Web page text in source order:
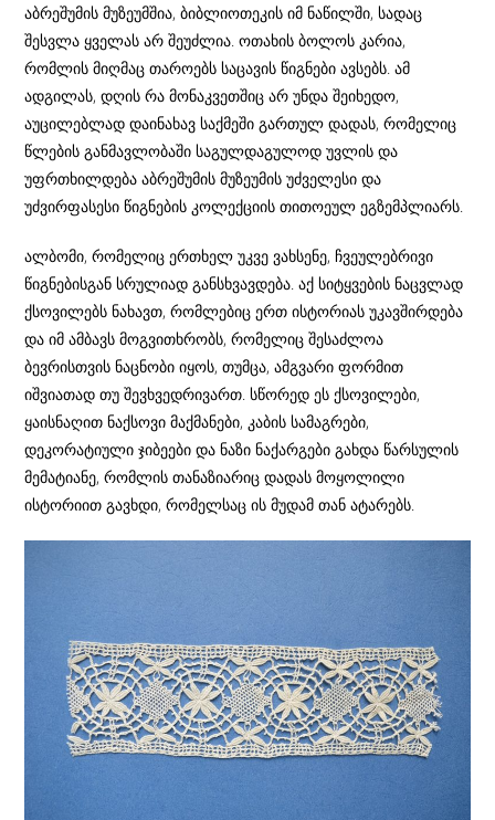
აბრეშუმის მუზეუმშია, ბიბლიოთეკის იმ ნაწილში, სადაც
შესვლა ყველას არ შეუძლია. ოთახის ბოლოს კარია,
რომლის მიღმაც თაროებს საცავის წიგნები ავსებს. ამ
ადგილას, დღის რა მონაკვეთშიც არ უნდა შეიხედო,
აუცილებლად დაინახავ საქმეში გართულ დადას, რომელიც
წლების განმავლობაში საგულდაგულოდ უვლის და
უფრთხილდება აბრეშუმის მუზეუმის უძველესი და
უძვირფასესი წიგნების კოლექციის თითოეულ ეგზემპლიარს.
ალბომი, რომელიც ერთხელ უკვე ვახსენე, ჩვეულებრივი
წიგნებისგან სრულიად განსხვავდება. აქ სიტყვების ნაცვლად
ქსოვილებს ნახავთ, რომლებიც ერთ ისტორიას უკავშირდება
და იმ ამბავს მოგვითხრობს, რომელიც შესაძლოა
ბევრისთვის ნაცნობი იყოს, თუმცა, ამგვარი ფორმით
იშვიათად თუ შევხვედრივართ. სწორედ ეს ქსოვილები,
ყაისნაღით ნაქსოვი მაქმანები, კაბის სამაგრები,
დეკორატიული ჯიბეები და ნაზი ნაქარგები გახდა წარსულის
მემატიანე, რომლის თანაზიარიც დადას მოყოლილი
ისტორიით გავხდი, რომელსაც ის მუდამ თან ატარებს.